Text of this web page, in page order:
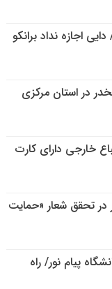
اجازه نداد برانکو
تن مواد مخدر در استان مرکزی
خارجی دارای کارت
تحقق شعار «حمایت
پیام نور/ راه